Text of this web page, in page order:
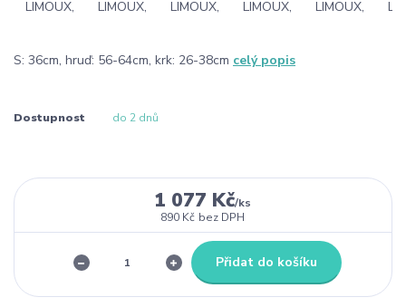
S: 36cm, hruď: 56-64cm, krk: 26-38cm celý popis
Dostupnost do 2 dnů
1 077 Kč/ks
890 Kč bez DPH
Přidat do košíku